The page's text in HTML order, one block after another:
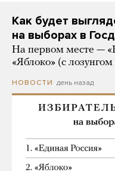
Как будет
на выборах в
На первом месте —
«Яблоко» (с
НОВОСТИ день назад